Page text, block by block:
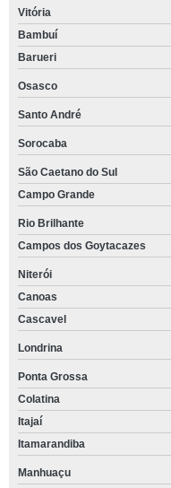
Vitória
Bambuí
Barueri
Osasco
Santo André
Sorocaba
São Caetano do Sul
Campo Grande
Rio Brilhante
Campos dos Goytacazes
Niterói
Canoas
Cascavel
Londrina
Ponta Grossa
Colatina
Itajaí
Itamarandiba
Manhuaçu